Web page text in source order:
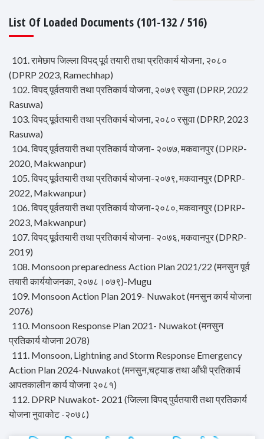
List Of Loaded Documents (101-132 / 516)
101. रामेछाप जिल्ला विपद् पूर्व तयारी तथा प्रतिकार्य योजना, २०८०
(DPRP 2023, Ramechhap)
102. विपद् पूर्वतयारी तथा प्रतिकार्य योजना, २०७९ रसुवा (DPRP, 2022
Rasuwa)
103. विपद् पूर्वतयारी तथा प्रतिकार्य योजना, २०८० रसुवा (DPRP, 2023
Rasuwa)
104. विपद् पूर्वतयारी तथा प्रतिकार्य योजना- २०७७, मकवानपुर (DPRP-
2020, Makwanpur)
105. विपद् पूर्वतयारी तथा प्रतिकार्य योजना-२०७९, मकवानपुर (DPRP-
2022, Makwanpur)
106. विपद् पूर्वतयारी तथा प्रतिकार्य योजना-२०८०, मकवानपुर (DPRP-
2023, Makwanpur)
107. विपद् पूर्वतयारी तथा प्रतिकार्य योजना- २०७६, मकवानपुर (DPRP-
2019)
108. Monsoon preparedness Action Plan 2021/22 (मनसुन पूर्व
तयारी कार्ययोजनका, २०७८।०७९)-Mugu
109. Monsoon Action Plan 2019- Nuwakot (मनसुन कार्य योजना
2076)
110. Monsoon Response Plan 2021- Nuwakot (मनसुन
प्रतिकार्य योजना 2078)
111. Monsoon, Lightning and Storm Response Emergency
Action Plan 2024-Nuwakot (मनसुन,चट्‍याङ तथा आँधी प्रतिकार्य
आपतकालीन कार्य योजना २०८१)
112. DPRP Nuwakot- 2021 (जिल्ला विपद् पुर्वतयारी तथा प्रतिकार्य
योजना नुवाकोट -२०७८)